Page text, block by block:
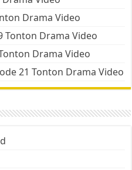
Drama Video
Tonton Drama Video
Drama Video
21 Tonton Drama Video